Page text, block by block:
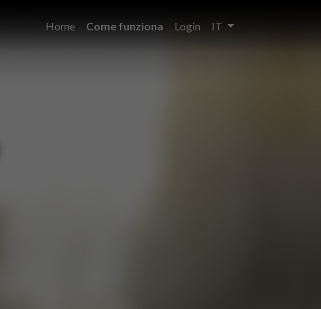
Home
Come funziona Login IT